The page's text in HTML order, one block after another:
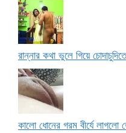
রান্নার কথা ভুলে গিয়ে
কালো ধোনের গরম বীর্যে লাগলো